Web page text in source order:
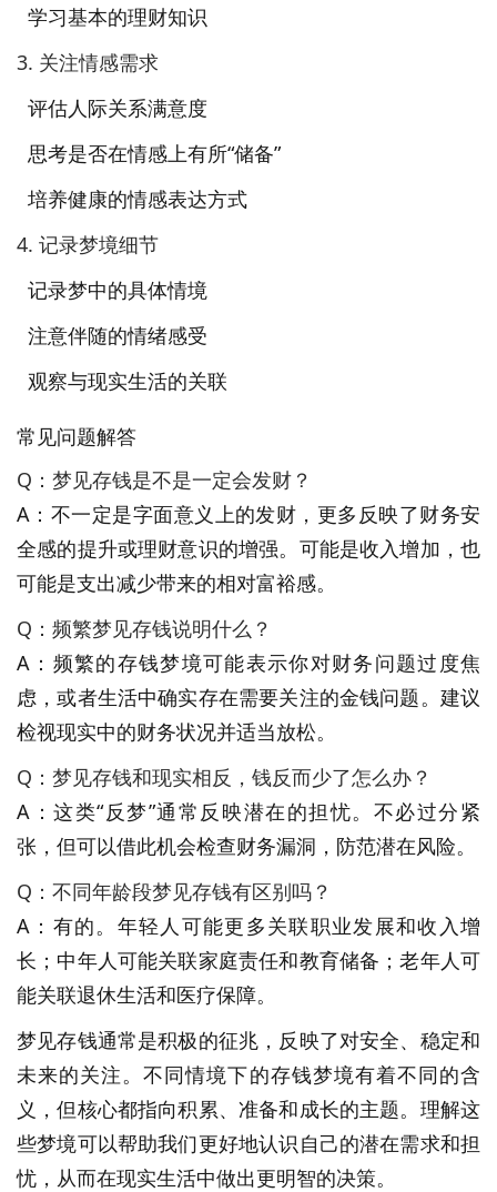
学习基本的理财知识
3. 关注情感需求
评估人际关系满意度
思考是否在情感上有所“储备”
培养健康的情感表达方式
4. 记录梦境细节
记录梦中的具体情境
注意伴随的情绪感受
观察与现实生活的关联
常见问题解答
Q：梦见存钱是不是一定会发财？
A：不一定是字面意义上的发财，更多反映了财务安
全感的提升或理财意识的增强。可能是收入增加，也
可能是支出减少带来的相对富裕感。
Q：频繁梦见存钱说明什么？
A：频繁的存钱梦境可能表示你对财务问题过度焦
虑，或者生活中确实存在需要关注的金钱问题。建议
检视现实中的财务状况并适当放松。
Q：梦见存钱和现实相反，钱反而少了怎么办？
A：这类“反梦”通常反映潜在的担忧。不必过分紧
张，但可以借此机会检查财务漏洞，防范潜在风险。
Q：不同年龄段梦见存钱有区别吗？
A：有的。年轻人可能更多关联职业发展和收入增
长；中年人可能关联家庭责任和教育储备；老年人可
能关联退休生活和医疗保障。
梦见存钱通常是积极的征兆，反映了对安全、稳定和
未来的关注。不同情境下的存钱梦境有着不同的含
义，但核心都指向积累、准备和成长的主题。理解这
些梦境可以帮助我们更好地认识自己的潜在需求和担
忧，从而在现实生活中做出更明智的决策。